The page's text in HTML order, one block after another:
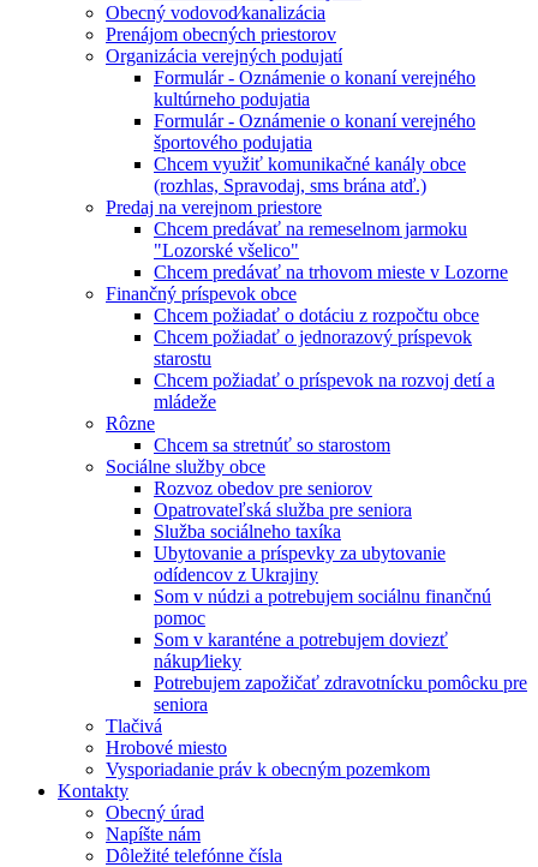
Obecný vodovod⁄kanalizácia
Prenájom obecných priestorov
Organizácia verejných podujatí
Formulár - Oznámenie o konaní verejného
kultúrneho podujatia
Formulár - Oznámenie o konaní verejného
športového podujatia
Chcem využiť komunikačné kanály obce
(rozhlas, Spravodaj, sms brána atď.)
Predaj na verejnom priestore
Chcem predávať na remeselnom jarmoku
"Lozorské všelico"
Chcem predávať na trhovom mieste v Lozorne
Finančný príspevok obce
Chcem požiadať o dotáciu z rozpočtu obce
Chcem požiadať o jednorazový príspevok
starostu
Chcem požiadať o príspevok na rozvoj detí a
mládeže
Rôzne
Chcem sa stretnúť so starostom
Sociálne služby obce
Rozvoz obedov pre seniorov
Opatrovateľská služba pre seniora
Služba sociálneho taxíka
Ubytovanie a príspevky za ubytovanie
odídencov z Ukrajiny
Som v núdzi a potrebujem sociálnu finančnú
pomoc
Som v karanténe a potrebujem doviezť
nákup⁄lieky
Potrebujem zapožičať zdravotnícku pomôcku pre
seniora
Tlačivá
Hrobové miesto
Vysporiadanie práv k obecným pozemkom
Kontakty
Obecný úrad
Napíšte nám
Dôležité telefónne čísla